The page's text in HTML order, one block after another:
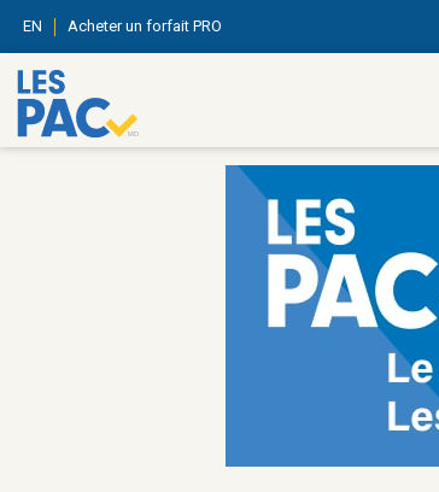
EN Acheter un forfait PRO